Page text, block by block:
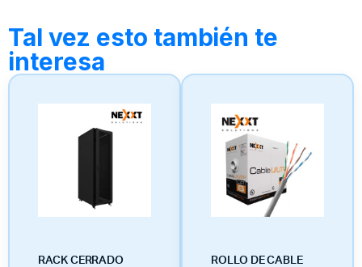
Tal vez esto también te
interesa
RACK CERRADO
ROLLO DE CABLE